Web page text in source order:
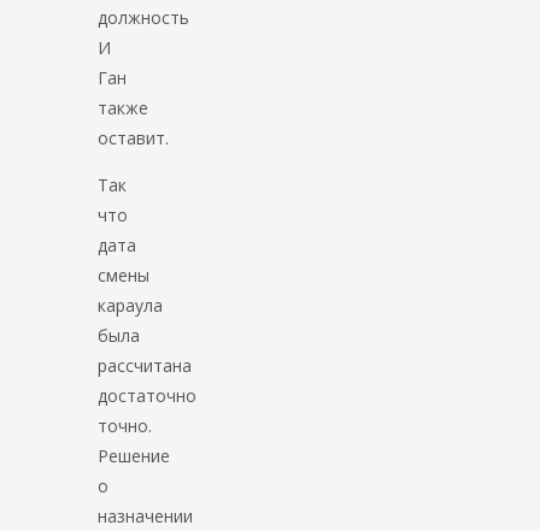
должность
И
Ган
также
оставит.
Так
что
дата
смены
караула
была
рассчитана
достаточно
точно.
Решение
о
назначении